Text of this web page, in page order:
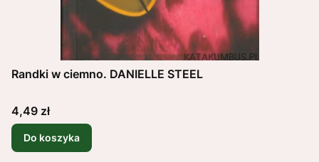
Randki w ciemno. DANIELLE STEEL
Cena
4,49 zł
Do koszyka